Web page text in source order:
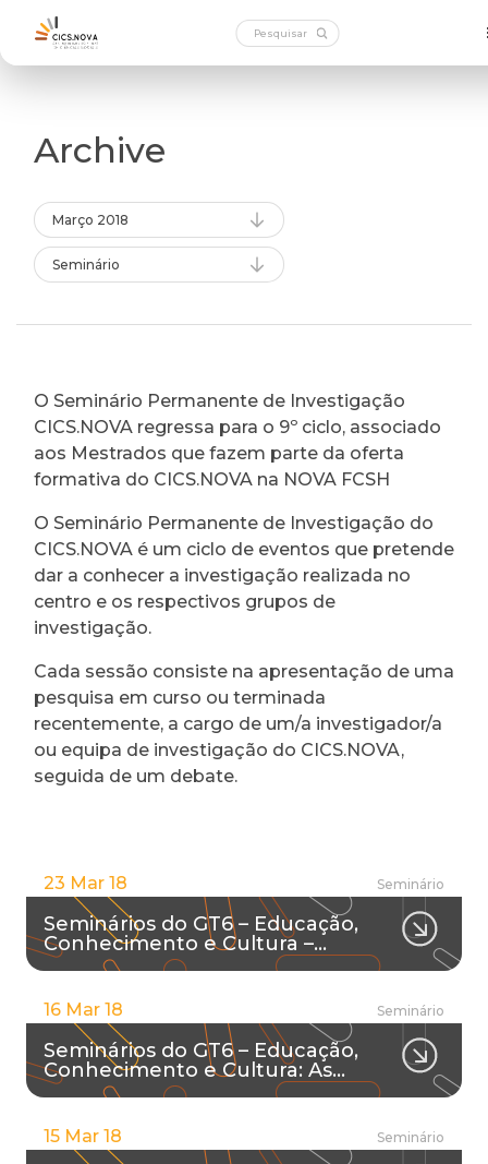
Archive
Março 2018
Seminário
O Seminário Permanente de Investigação
CICS.NOVA regressa para o 9º ciclo, associado
aos Mestrados que fazem parte da oferta
formativa do CICS.NOVA na NOVA FCSH
O Seminário Permanente de Investigação do
CICS.NOVA é um ciclo de eventos que pretende
dar a conhecer a investigação realizada no
centro e os respectivos grupos de
investigação.
Cada sessão consiste na apresentação de uma
pesquisa em curso ou terminada
recentemente, a cargo de um/a investigador/a
ou equipa de investigação do CICS.NOVA,
seguida de um debate.
23 Mar 18 Seminário
Seminários do GT6 – Educação,
Conhecimento e Cultura –…
16 Mar 18 Seminário
Seminários do GT6 – Educação,
Conhecimento e Cultura: As…
15 Mar 18 Seminário